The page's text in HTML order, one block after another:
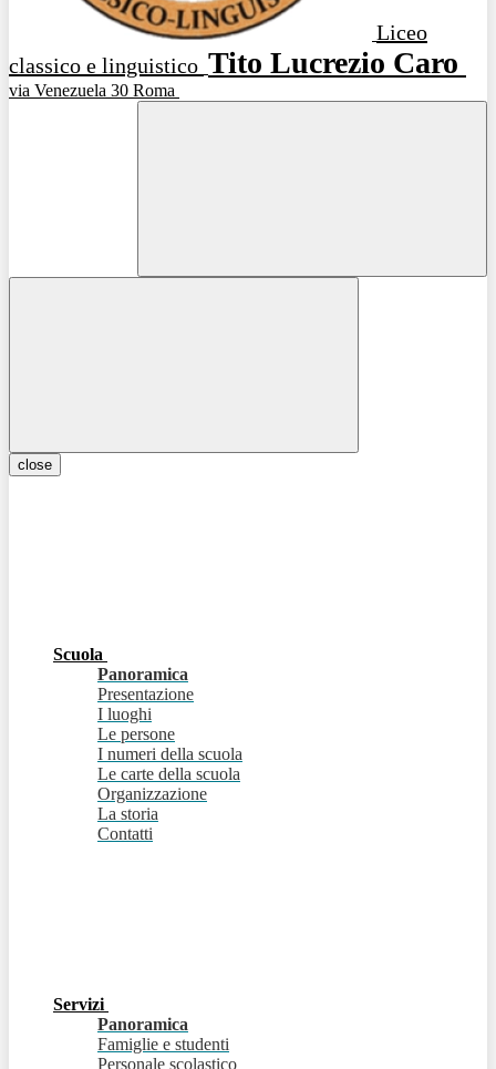
Liceo
classico e linguistico Tito Lucrezio Caro
via Venezuela 30 Roma
close
Scuola
Panoramica
Presentazione
I luoghi
Le persone
I numeri della scuola
Le carte della scuola
Organizzazione
La storia
Contatti
Servizi
Panoramica
Famiglie e studenti
Personale scolastico